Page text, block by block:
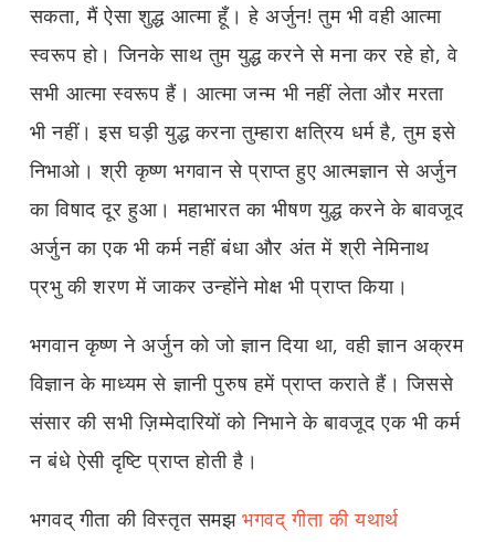
सकता, मैं ऐसा शुद्ध आत्मा हूँ। हे अर्जुन! तुम भी वही आत्मा
स्वरूप हो। जिनके साथ तुम युद्ध करने से मना कर रहे हो, वे
सभी आत्मा स्वरूप हैं। आत्मा जन्म भी नहीं लेता और मरता
भी नहीं। इस घड़ी युद्ध करना तुम्हारा क्षत्रिय धर्म है, तुम इसे
निभाओ। श्री कृष्ण भगवान से प्राप्त हुए आत्मज्ञान से अर्जुन
का विषाद दूर हुआ। महाभारत का भीषण युद्ध करने के बावजूद
अर्जुन का एक भी कर्म नहीं बंधा और अंत में श्री नेमिनाथ
प्रभु की शरण में जाकर उन्होंने मोक्ष भी प्राप्त किया।
भगवान कृष्ण ने अर्जुन को जो ज्ञान दिया था, वही ज्ञान अक्रम
विज्ञान के माध्यम से ज्ञानी पुरुष हमें प्राप्त कराते हैं। जिससे
संसार की सभी ज़िम्मेदारियों को निभाने के बावजूद एक भी कर्म
न बंधे ऐसी दृष्टि प्राप्त होती है।
भगवद् गीता की विस्तृत समझ भगवद् गीता की यथार्थ